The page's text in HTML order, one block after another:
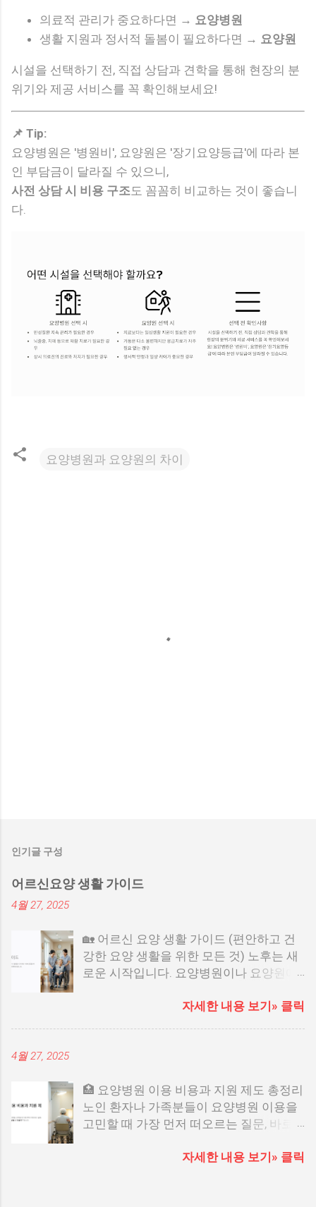
의료적 관리가 중요하다면 → 요양병원
생활 지원과 정서적 돌봄이 필요하다면 → 요양원
시설을 선택하기 전, 직접 상담과 견학을 통해 현장의 분
위기와 제공 서비스를 꼭 확인해보세요!
📌 Tip:
요양병원은 '병원비', 요양원은 '장기요양등급'에 따라 본
인 부담금이 달라질 수 있으니,
사전 상담 시 비용 구조도 꼼꼼히 비교하는 것이 좋습니
다.
요양병원과 요양원의 차이
인기글 구성
어르신요양 생활 가이드
4월 27, 2025
🏡 어르신 요양 생활 가이드 (편안하고 건
강한 요양 생활을 위한 모든 것) 노후는 새
로운 시작입니다. 요양병원이나 요양원에
하고 활기찬 요양 생활 을 만드는 방법을
불, 사진 등)으로 정서적 안정 제공 요양보
호사, 간호사와 친근하게 소통하도록 지원
Tip: 침대 주변에 가족 사진이나 소중한 물
하루 일과에 리듬을 만들기 규칙적인 생활
자세한 내용 보기» 클릭
4월 27, 2025
🏥 요양병원 이용 비용과 지원 제도 총정리
노인 환자나 가족분들이 요양병원 이용을
고민할 때 가장 먼저 떠오르는 질문, 바로
까?" 입니다. 오늘은 요양병원 이용 시 꼭
자세한 내용 보기» 클릭